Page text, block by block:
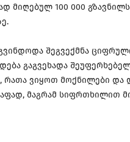
მიღებულ 100 000
შეგვექმნა
გაგვეხადა
რათა ვიყოთ მოქნილები
მაგრამ სიფრთხილით